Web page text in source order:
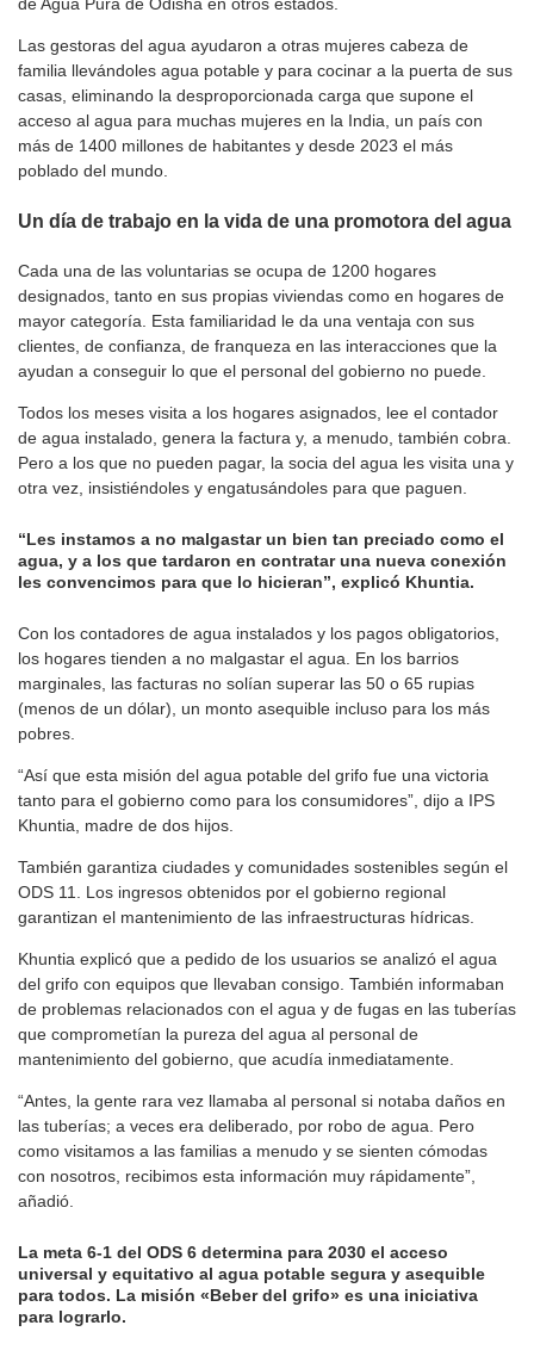
de Agua Pura de Odisha en otros estados.
Las gestoras del agua ayudaron a otras mujeres cabeza de
familia llevándoles agua potable y para cocinar a la puerta de sus
casas, eliminando la desproporcionada carga que supone el
acceso al agua para muchas mujeres en la India, un país con
más de 1400 millones de habitantes y desde 2023 el más
poblado del mundo.
Un día de trabajo en la vida de una promotora del agua
Cada una de las voluntarias se ocupa de 1200 hogares
designados, tanto en sus propias viviendas como en hogares de
mayor categoría. Esta familiaridad le da una ventaja con sus
clientes, de confianza, de franqueza en las interacciones que la
ayudan a conseguir lo que el personal del gobierno no puede.
Todos los meses visita a los hogares asignados, lee el contador
de agua instalado, genera la factura y, a menudo, también cobra.
Pero a los que no pueden pagar, la socia del agua les visita una y
otra vez, insistiéndoles y engatusándoles para que paguen.
“Les instamos a no malgastar un bien tan preciado como el
agua, y a los que tardaron en contratar una nueva conexión
les convencimos para que lo hicieran”, explicó Khuntia.
Con los contadores de agua instalados y los pagos obligatorios,
los hogares tienden a no malgastar el agua. En los barrios
marginales, las facturas no solían superar las 50 o 65 rupias
(menos de un dólar), un monto asequible incluso para los más
pobres.
“Así que esta misión del agua potable del grifo fue una victoria
tanto para el gobierno como para los consumidores”, dijo a IPS
Khuntia, madre de dos hijos.
También garantiza ciudades y comunidades sostenibles según el
ODS 11. Los ingresos obtenidos por el gobierno regional
garantizan el mantenimiento de las infraestructuras hídricas.
Khuntia explicó que a pedido de los usuarios se analizó el agua
del grifo con equipos que llevaban consigo. También informaban
de problemas relacionados con el agua y de fugas en las tuberías
que comprometían la pureza del agua al personal de
mantenimiento del gobierno, que acudía inmediatamente.
“Antes, la gente rara vez llamaba al personal si notaba daños en
las tuberías; a veces era deliberado, por robo de agua. Pero
como visitamos a las familias a menudo y se sienten cómodas
con nosotros, recibimos esta información muy rápidamente”,
añadió.
La meta 6-1 del ODS 6 determina para 2030 el acceso
universal y equitativo al agua potable segura y asequible
para todos. La misión «Beber del grifo» es una iniciativa
para lograrlo.